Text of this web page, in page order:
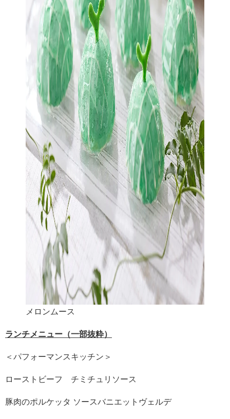
メロンムース
ランチメニュー（一部抜粋）
＜パフォーマンスキッチン＞
ローストビーフ チミチュリソース
豚肉のポルケッタ ソースバニエットヴェルデ